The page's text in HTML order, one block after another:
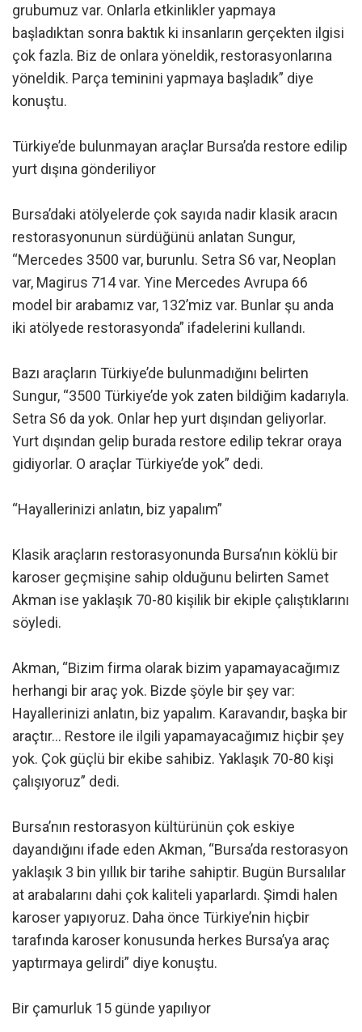
grubumuz var. Onlarla etkinlikler yapmaya
başladıktan sonra baktık ki insanların gerçekten ilgisi
çok fazla. Biz de onlara yöneldik, restorasyonlarına
yöneldik. Parça teminini yapmaya başladık” diye
konuştu.
Türkiye’de bulunmayan araçlar Bursa’da restore edilip
yurt dışına gönderiliyor
Bursa’daki atölyelerde çok sayıda nadir klasik aracın
restorasyonunun sürdüğünü anlatan Sungur,
“Mercedes 3500 var, burunlu. Setra S6 var, Neoplan
var, Magirus 714 var. Yine Mercedes Avrupa 66
model bir arabamız var, 132’miz var. Bunlar şu anda
iki atölyede restorasyonda” ifadelerini kullandı.
Bazı araçların Türkiye’de bulunmadığını belirten
Sungur, “3500 Türkiye’de yok zaten bildiğim kadarıyla.
Setra S6 da yok. Onlar hep yurt dışından geliyorlar.
Yurt dışından gelip burada restore edilip tekrar oraya
gidiyorlar. O araçlar Türkiye’de yok” dedi.
“Hayallerinizi anlatın, biz yapalım”
Klasik araçların restorasyonunda Bursa’nın köklü bir
karoser geçmişine sahip olduğunu belirten Samet
Akman ise yaklaşık 70-80 kişilik bir ekiple çalıştıklarını
söyledi.
Akman, “Bizim firma olarak bizim yapamayacağımız
herhangi bir araç yok. Bizde şöyle bir şey var:
Hayallerinizi anlatın, biz yapalım. Karavandır, başka bir
araçtır… Restore ile ilgili yapamayacağımız hiçbir şey
yok. Çok güçlü bir ekibe sahibiz. Yaklaşık 70-80 kişi
çalışıyoruz” dedi.
Bursa’nın restorasyon kültürünün çok eskiye
dayandığını ifade eden Akman, “Bursa’da restorasyon
yaklaşık 3 bin yıllık bir tarihe sahiptir. Bugün Bursalılar
at arabalarını dahi çok kaliteli yaparlardı. Şimdi halen
karoser yapıyoruz. Daha önce Türkiye’nin hiçbir
tarafında karoser konusunda herkes Bursa’ya araç
yaptırmaya gelirdi” diye konuştu.
Bir çamurluk 15 günde yapılıyor